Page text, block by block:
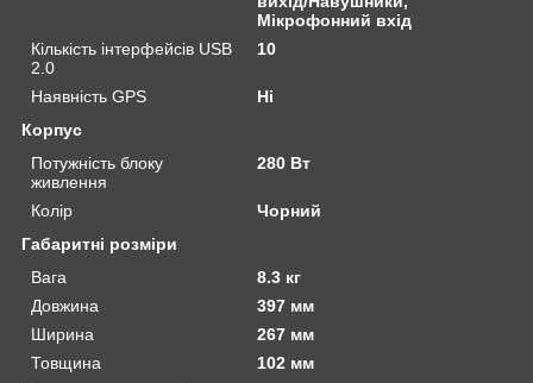
Мікрофонний вхід
Кількість інтерфейсів USB
2.0
10
Наявність GPS
Ні
Корпус
Потужність блоку
живлення
280 Вт
Колір
Чорний
Габаритні розміри
Вага
8.3 кг
Довжина
397 мм
Ширина
267 мм
Товщина
102 мм